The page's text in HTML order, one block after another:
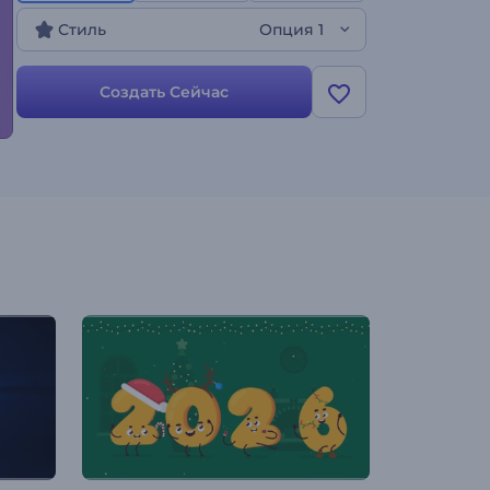
ориентированных на любителей домашних
животных, детей или всех, кто хочет придать
шарм своему бренду. Создавайте уже сейчас и
подарите своим видео незабываемое начало!
Стиль Опция 1
Создать Сейчас